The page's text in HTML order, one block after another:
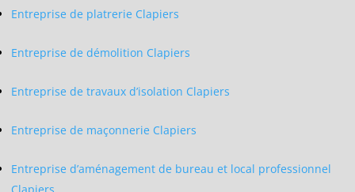
Entreprise de platrerie Clapiers
Entreprise de démolition Clapiers
Entreprise de travaux d’isolation Clapiers
Entreprise de maçonnerie Clapiers
Entreprise d’aménagement de bureau et local professionnel
Clapiers